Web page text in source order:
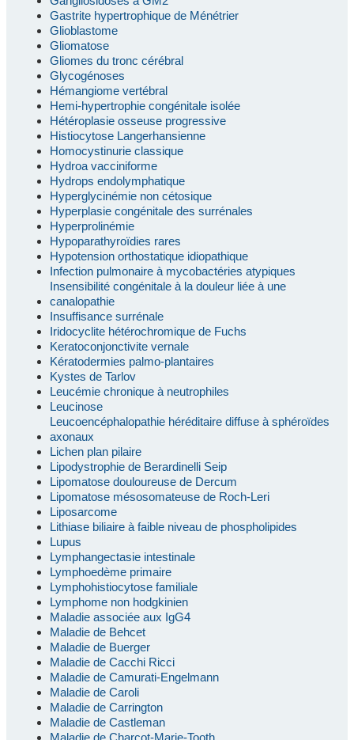
Gastrite hypertrophique de Ménétrier
Glioblastome
Gliomatose
Gliomes du tronc cérébral
Glycogénoses
Hémangiome vertébral
Hemi-hypertrophie congénitale isolée
Hétéroplasie osseuse progressive
Histiocytose Langerhansienne
Homocystinurie classique
Hydroa vacciniforme
Hydrops endolymphatique
Hyperglycinémie non cétosique
Hyperplasie congénitale des surrénales
Hyperprolinémie
Hypoparathyroïdies rares
Hypotension orthostatique idiopathique
Infection pulmonaire à mycobactéries atypiques
Insensibilité congénitale à la douleur liée à une
canalopathie
Insuffisance surrénale
Iridocyclite hétérochromique de Fuchs
Keratoconjonctivite vernale
Kératodermies palmo-plantaires
Kystes de Tarlov
Leucémie chronique à neutrophiles
Leucinose
Leucoencéphalopathie héréditaire diffuse à sphéroïdes
axonaux
Lichen plan pilaire
Lipodystrophie de Berardinelli Seip
Lipomatose douloureuse de Dercum
Lipomatose mésosomateuse de Roch-Leri
Liposarcome
Lithiase biliaire à faible niveau de phospholipides
Lupus
Lymphangectasie intestinale
Lymphoedème primaire
Lymphohistiocytose familiale
Lymphome non hodgkinien
Maladie associée aux IgG4
Maladie de Behcet
Maladie de Buerger
Maladie de Cacchi Ricci
Maladie de Camurati-Engelmann
Maladie de Caroli
Maladie de Carrington
Maladie de Castleman
Maladie de Charcot-Marie-Tooth